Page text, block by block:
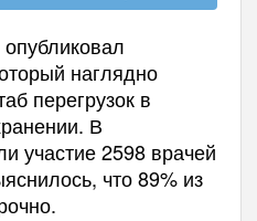
наглядно
перегрузок в
В
участие 2598 врачей
что 89% из